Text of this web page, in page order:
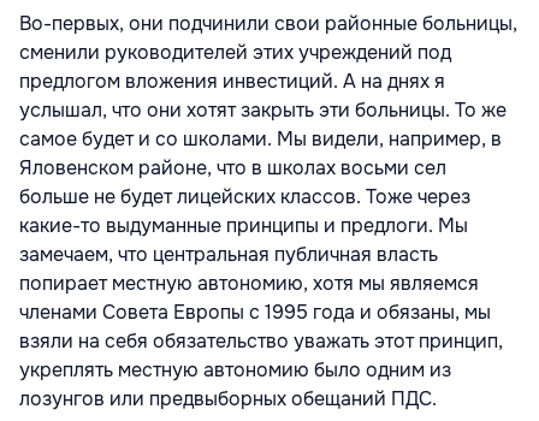
Во-первых, они подчинили свои районные больницы,
сменили руководителей этих учреждений под
предлогом вложения инвестиций. А на днях я
услышал, что они хотят закрыть эти больницы. То же
самое будет и со школами. Мы видели, например, в
Яловенском районе, что в школах восьми сел
больше не будет лицейских классов. Тоже через
какие-то выдуманные принципы и предлоги. Мы
замечаем, что центральная публичная власть
попирает местную автономию, хотя мы являемся
членами Совета Европы с 1995 года и обязаны, мы
взяли на себя обязательство уважать этот принцип,
укреплять местную автономию было одним из
лозунгов или предвыборных обещаний ПДС.